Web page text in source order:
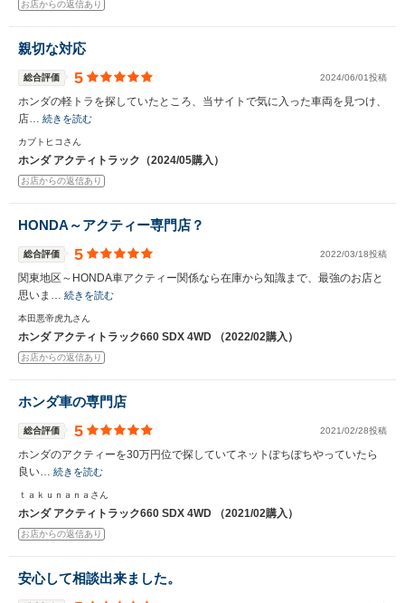
お店からの返信あり
親切な対応
総合評価 5 2024/06/01投稿
ホンダの軽トラを探していたところ、当サイトで気に入った車両を見つけ、
店… 続きを読む
カブトヒコさん
ホンダ アクティトラック（2024/05購入）
お店からの返信あり
HONDA～アクティー専門店？
総合評価 5 2022/03/18投稿
関東地区～HONDA車アクティー関係なら在庫から知識まで、最強のお店と
思いま… 続きを読む
本田悪帝虎九さん
ホンダ アクティトラック660 SDX 4WD （2022/02購入）
お店からの返信あり
ホンダ車の専門店
総合評価 5 2021/02/28投稿
ホンダのアクティーを30万円位で探していてネットぽちぽちやっていたら
良い… 続きを読む
ｔａｋｕｎａｎａさん
ホンダ アクティトラック660 SDX 4WD （2021/02購入）
お店からの返信あり
安心して相談出来ました。